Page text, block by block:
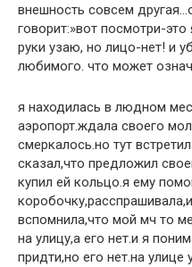
внешность совсем
говорит:»вот посмотри-
руки узаю, но лицо-нет! и
любимого. что может
я находилась в людном
аэропорт.ждала своего
смеркалось.но тут
сказал,что предложил
купил ей кольцо.я ему
вспомнила,что мой мч то
на улицу,а его нет.и я
придти,но его нет.на улице